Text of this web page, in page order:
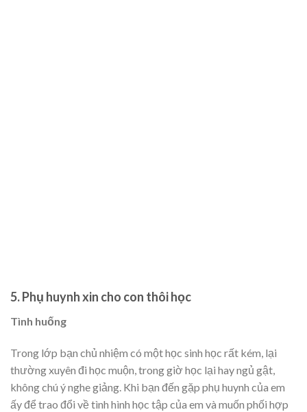
5. Phụ huynh xin cho con thôi học
Tình huống
Trong lớp bạn chủ nhiệm có một học sinh học rất kém, lại
thường xuyên đi học muộn, trong giờ học lại hay ngủ gật,
không chú ý nghe giảng. Khi bạn đến gặp phụ huynh của em
ấy để trao đổi về tình hình học tập của em và muốn phối hợp